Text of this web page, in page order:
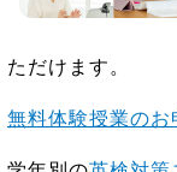
ただけます。
無料体験授業のお